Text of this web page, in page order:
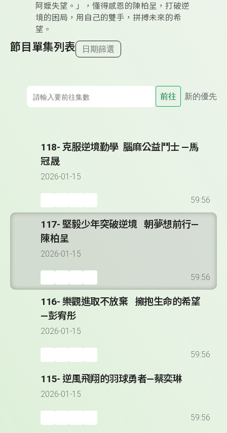
阿嬤失望。」，懂得感恩的陳柏呈，打破逆
境的困局，用自己的雙手，拼搏未來的希
望。
節目單集列表 日期篩選
前往 新的優先
118- 克服逆境勤學 腦麻公益鬥士 —馬
冠晟
2026-01-15
59:56
117- 堅毅少年突破逆境 朝夢想前行—
陳柏呈
2026-01-15
59:56
116- 樂觀進取不放棄 擁抱生命的希望
—彭宥彤
2026-01-15
59:56
115- 逆風飛翔的羽球勇者—蔡奕琳
2026-01-15
59:56